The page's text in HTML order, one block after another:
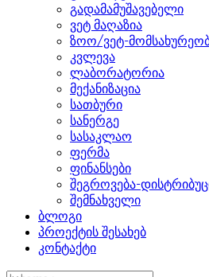
გადამამუშავებელი
ვეტ მაღაზია
ზოო/ვეტ-
კვლევა
ლაბორატორია
მექანიზაცია
სათბური
სანერგე
სასაკლაო
ფერმა
ფინანსები
შეგროვება-
შემნახველი
ბლოგი
პროექტის შესახებ
კონტაქტი